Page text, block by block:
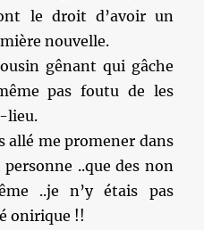
le droit d’avoir un
nouvelle.
gênant qui gâche
pas foutu de les
lieu.
allé me promener dans
..que des non
..je n’y étais pas
onirique !!